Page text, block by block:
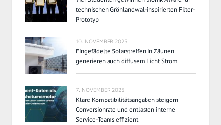
technischen Grönlandwal-inspirierten Filter-
Prototyp
10. NOVEMBER 2025
Eingefädelte Solarstreifen in Zäunen
generieren auch diffusem Licht Strom
7. NOVEMBER 2025
Klare Kompatibilitätsangaben steigern
Conversionrate und entlasten interne
Service-Teams effizient